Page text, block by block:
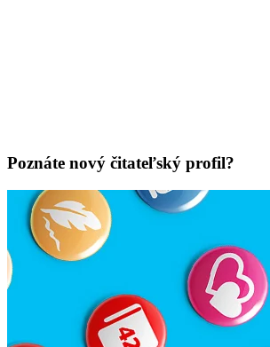
Poznáte nový čitateľský profil?